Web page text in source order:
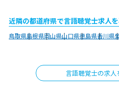
近隣の都道府県で言語聴覚士求人
鳥取県島根県岡山県山口県徳島県香川県
言語聴覚士の求人